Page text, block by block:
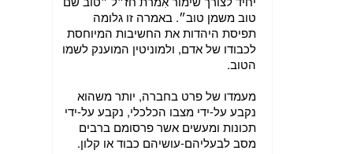
טוב משמן טוב״. באמרה זו גלומה
תפיסת היהדות את החשיבות המיוחסת
לכבודו של אדם, ולמוניטין המוענק לשמו
הטוב.
מעמדו של פרט בחברה, יותר משהוא
נקבע על-ידי מצבו הכלכלי, נקבע על-ידי
תכונות ומעשים אשר פרסומם ברבים
מסב לבעליהם-עושיהם כבוד או קלון.